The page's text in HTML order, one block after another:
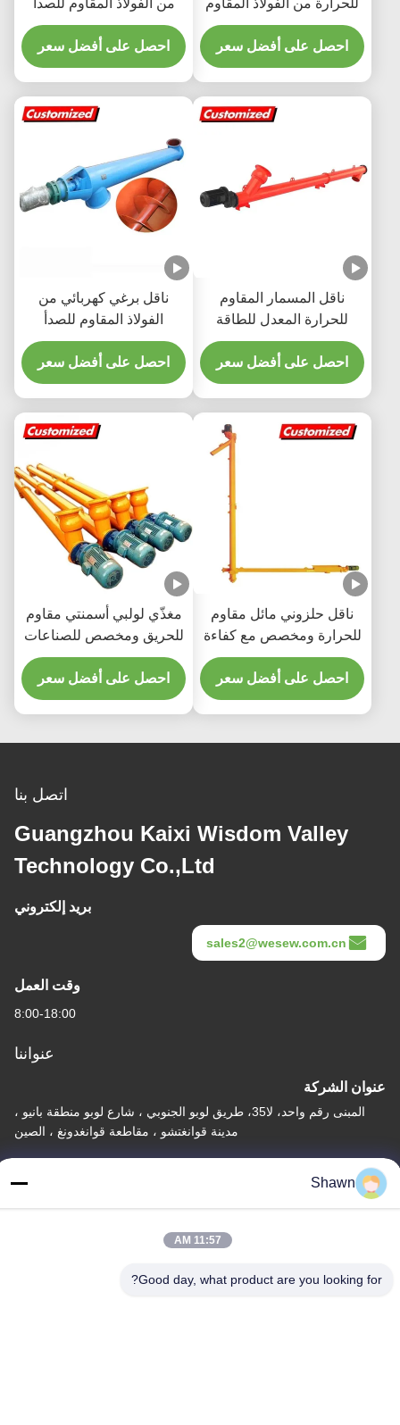
للصدأ مخصص من الشركة
المصنعة للمعدات الأصلية
للأسمنت
احصل على أفضل سعر
بطول مخصص لنقل
الأسمنت والحبوب
احصل على أفضل سعر
ناقل المسمار المقاوم
للحرارة المعدل للطاقة
احصل على أفضل سعر
ناقل برغي كهربائي من
الفولاذ المقاوم للصدأ
المقاوم للحرارة لرفع ونقل
الأسمنت من الصوامع
احصل على أفضل سعر
ناقل حلزوني مائل مقاوم
للحرارة ومخصص مع كفاءة
نقل عالية لنقل الخرسانة
احصل على أفضل سعر
مغذّي لولبي أسمنتي مقاوم
للحريق ومخصص للصناعات
الكيميائية ونقل الحبوب
احصل على أفضل سعر
اتصل بنا
Guangzhou Kaixi Wisdom Valley
Technology Co.,Ltd
بريد إلكتروني
sales2@wesew.com.cn
وقت العمل
8:00-18:00
عنواننا
عنوان الشركة
المبنى رقم واحد، لا35، طريق لوبو الجنوبي ، شارع لوبو منطقة بانيو ،
مدينة قوانغتشو ، مقاطعة قوانغدونغ ، الصين
عنوان المصنع
قرية ليانجياو ما جياو، مدينة ليكونغ، منطقة شوند، مدينة فوشان، مقاطعة
غوانغدونغ
Shawn
11:57 AM
Good day, what product are you looking for?